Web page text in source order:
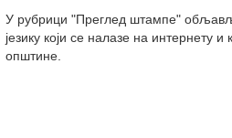
У рубрици "Преглед штампе"
језику који се налазе на интернету
општине.